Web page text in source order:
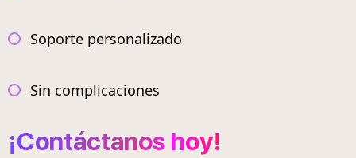
Soporte personalizado
Sin complicaciones
¡Contáctanos hoy!